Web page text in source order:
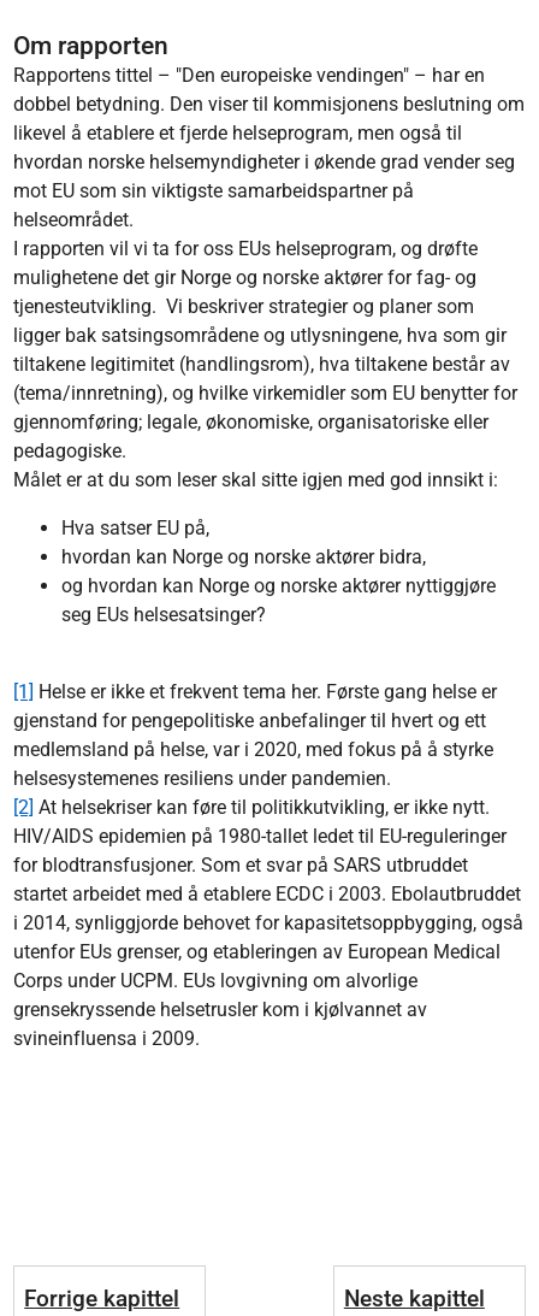
Om rapporten
Rapportens tittel – "Den europeiske vendingen" – har en
dobbel betydning. Den viser til kommisjonens beslutning om
likevel å etablere et fjerde helseprogram, men også til
hvordan norske helsemyndigheter i økende grad vender seg
mot EU som sin viktigste samarbeidspartner på
helseområdet.
I rapporten vil vi ta for oss EUs helseprogram, og drøfte
mulighetene det gir Norge og norske aktører for fag- og
tjenesteutvikling. Vi beskriver strategier og planer som
ligger bak satsingsområdene og utlysningene, hva som gir
tiltakene legitimitet (handlingsrom), hva tiltakene består av
(tema/innretning), og hvilke virkemidler som EU benytter for
gjennomføring; legale, økonomiske, organisatoriske eller
pedagogiske.
Målet er at du som leser skal sitte igjen med god innsikt i:
Hva satser EU på,
hvordan kan Norge og norske aktører bidra,
og hvordan kan Norge og norske aktører nyttiggjøre
seg EUs helsesatsinger?
[1] Helse er ikke et frekvent tema her. Første gang helse er
gjenstand for pengepolitiske anbefalinger til hvert og ett
medlemsland på helse, var i 2020, med fokus på å styrke
helsesystemenes resiliens under pandemien.
[2] At helsekriser kan føre til politikkutvikling, er ikke nytt.
HIV/AIDS epidemien på 1980-tallet ledet til EU-reguleringer
for blodtransfusjoner. Som et svar på SARS utbruddet
startet arbeidet med å etablere ECDC i 2003. Ebolautbruddet
i 2014, synliggjorde behovet for kapasitetsoppbygging, også
utenfor EUs grenser, og etableringen av European Medical
Corps under UCPM. EUs lovgivning om alvorlige
grensekryssende helsetrusler kom i kjølvannet av
svineinfluensa i 2009.
Forrige kapittel Neste kapittel